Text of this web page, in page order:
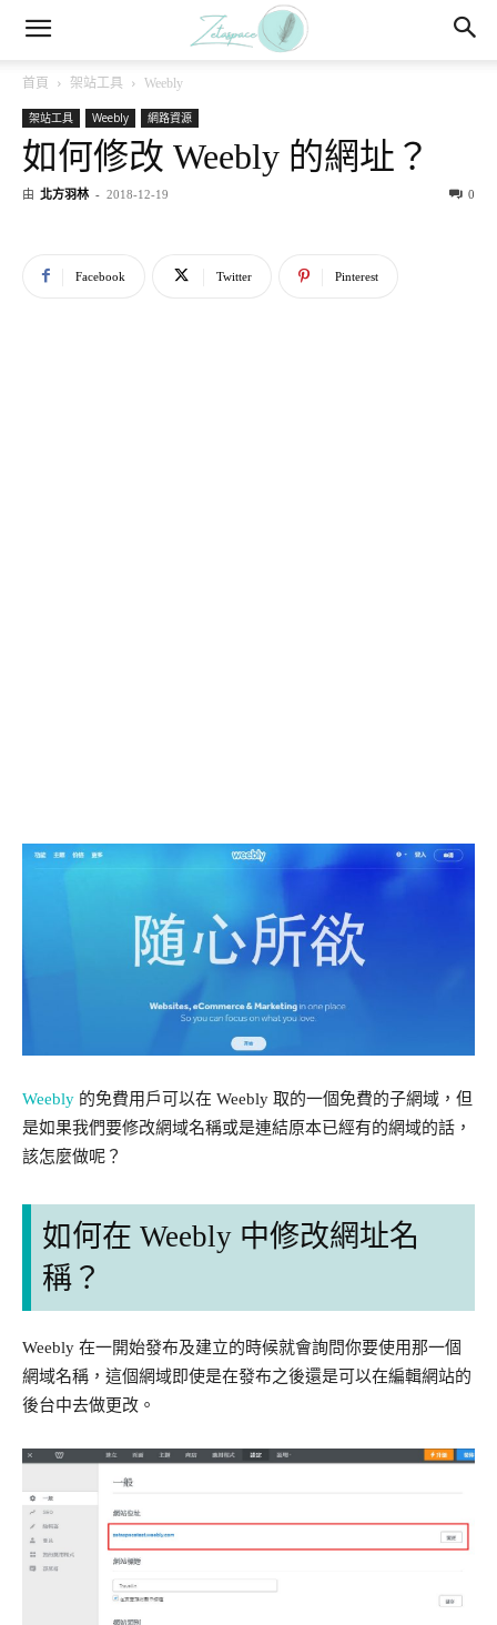
首頁 架站工具 Weebly
架站工具 Weebly 網路資源
如何修改 Weebly 的網址？
由 北方羽林 - 2018-12-19 0
Facebook Twitter Pinterest
Weebly 的免費用戶可以在 Weebly 取的一個免費的子網域，但
是如果我們要修改網域名稱或是連結原本已經有的網域的話，
該怎麼做呢？
如何在 Weebly 中修改網址名
稱？
Weebly 在一開始發布及建立的時候就會詢問你要使用那一個
網域名稱，這個網域即使是在發布之後還是可以在編輯網站的
後台中去做更改。